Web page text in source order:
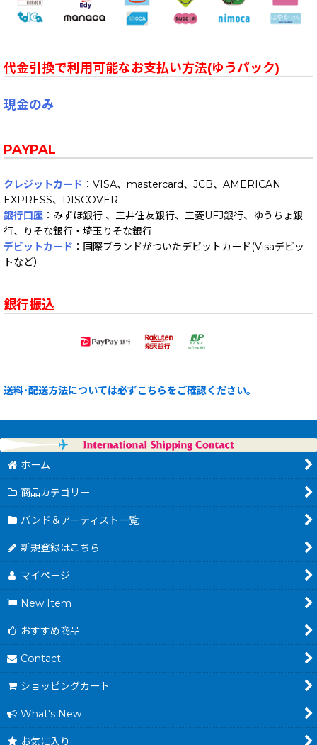
代金引換で利用可能なお支払い方法(ゆうパック)
現金のみ
PAYPAL
クレジットカード ：VISA、mastercard、JCB、AMERICAN
EXPRESS、DISCOVER
銀行口座 ：みずほ銀行 、三井住友銀行、三菱UFJ銀行、ゆうちょ銀
行、りそな銀行・埼玉りそな銀行
デビットカード ：国際ブランドがついたデビットカード(Visaデビッ
トなど）
銀行振込
送料･配送方法については必ずこちらをご確認ください。
ホーム
商品カテゴリー
バンド＆アーティスト一覧
新規登録はこちら
マイページ
New Item
おすすめ商品
Contact
ショッピングカート
What's New
お気に入り